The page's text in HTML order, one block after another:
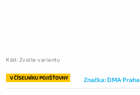
Kód: Zvolte variantu
V ČÍSELNÍKU POJIŠŤOVNY Značka: DMA Praha